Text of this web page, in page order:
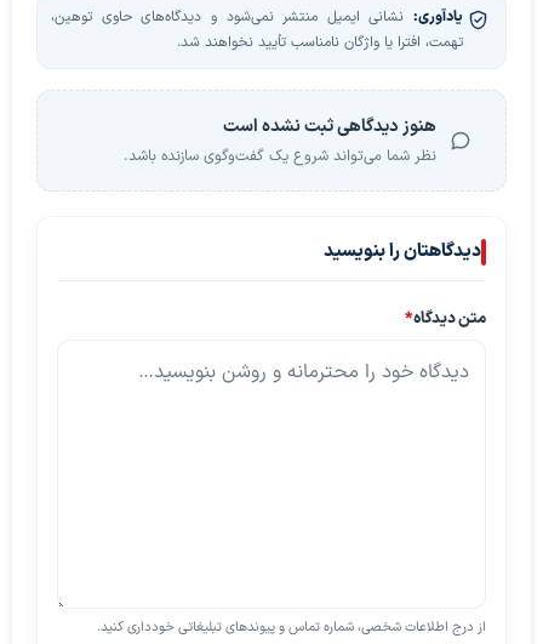
یادآوری: نشانی ایمیل منتشر نمی‌شود و دیدگاه‌های حاوی توهین،
تهمت، افترا یا واژگان نامناسب تأیید نخواهند شد.
هنوز دیدگاهی ثبت نشده است
نظر شما می‌تواند شروع یک گفت‌وگوی سازنده باشد.
دیدگاهتان را بنویسید
متن دیدگاه*
از درج اطلاعات شخصی، شماره تماس و پیوندهای تبلیغاتی خودداری کنید.